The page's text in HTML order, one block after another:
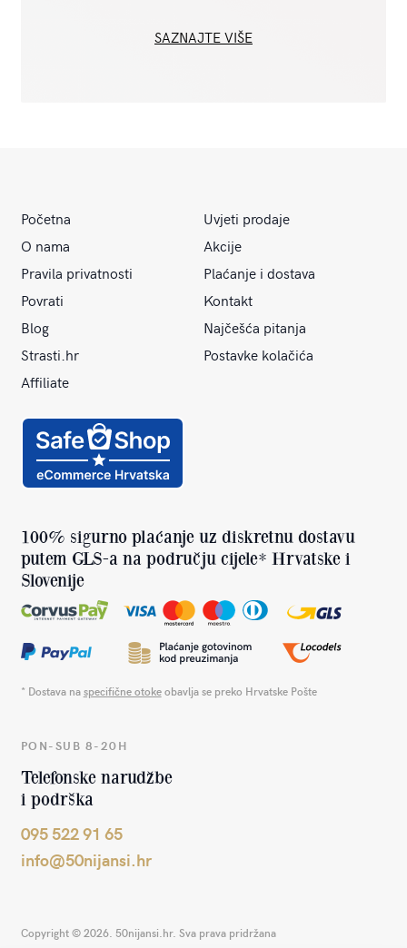
SAZNAJTE VIŠE
Početna
Uvjeti prodaje
O nama
Akcije
Pravila privatnosti
Plaćanje i dostava
Povrati
Kontakt
Blog
Najčešća pitanja
Strasti.hr
Postavke kolačića
Affiliate
100% sigurno plaćanje uz diskretnu dostavu
putem GLS-a na području cijele* Hrvatske i
Slovenije
* Dostava naspecifične otokeobavlja se preko Hrvatske Pošte
PON-SUB 8-20H
Telefonske narudžbe
i podrška
095 522 91 65
info@50nijansi.hr
Copyright © 2026. 50nijansi.hr. Sva prava pridržana